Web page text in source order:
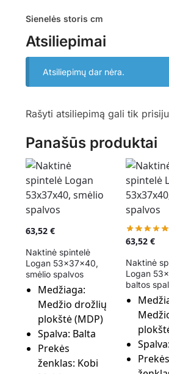
Sienelės storis cm
Atsiliepimai
Atsiliepimų dar nėra.
Rašyti atsiliepimą gali tik
Panašūs produktai
63,52 €
Naktinė spintelė
Logan 53x37x40,
smėlio spalvos
Medžiaga:
Medžio drožlių
plokštė (MDP)
Spalva: Balta
Prekės
ženklas: Kobi
63,52€
Naktinė
Logan
baltos
Spalva:
Prekės